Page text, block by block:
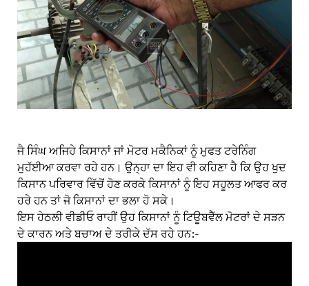
ਜੈ ਸਿੰਘ ਅਜਿਹੇ ਕਿਸਾਨਾਂ ਜਾਂ ਮੋਟਰ ਮਕੈਨਿਕਾਂ ਨੂੰ ਮੁਫਤ ਟਰੇਨਿੰਗ
ਮੁਹੱਈਆ ਕਰਵਾ ਰਹੇ ਹਨ। ਉਨ੍ਹਾ ਦਾ ਇਹ ਵੀ ਕਹਿਣਾ ਹੈ ਕਿ ਉਹ ਖੁਦ
ਕਿਸਾਨ ਪਰਿਵਾਰ ਵਿੱਚੋਂ ਹੋਣ ਕਰਕੇ ਕਿਸਾਨਾਂ ਨੂੰ ਇਹ ਸਹੂਲਤ ਆਫਰ ਕਰ
ਹਰੇ ਹਨ ਤਾਂ ਜੋ ਕਿਸਾਨਾਂ ਦਾ ਭਲਾ ਹੋ ਸਕੇ।
ਇਸ ਹੇਠਲੀ ਵੀਡੀਓ ਰਾਹੀਂ ਉਹ ਕਿਸਾਨਾਂ ਨੂੰ ਟਿਊਬਵੈੱਲ ਮੋਟਰਾਂ ਦੇ ਸੜਨ
ਦੇ ਕਾਰਨ ਅਤੇ ਬਚਾਅ ਦੇ ਤਰੀਕੇ ਦੱਸ ਰਹੇ ਹਨ:-